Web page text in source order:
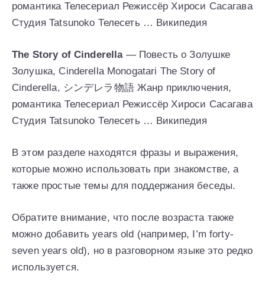
романтика Телесериал Режиссёр Хироси Сасагава
Студия Tatsunoko Телесеть … Википедия
The Story of Cinderella— Повесть о Золушке
Золушка, Cinderella Monogatari The Story of
Cinderella, シンデレラ物語 Жанр приключения,
романтика Телесериал Режиссёр Хироси Сасагава
Студия Tatsunoko Телесеть … Википедия
В этом разделе находятся фразы и выражения,
которые можно использовать при знакомстве, а
также простые темы для поддержания беседы.
Обратите внимание, что после возраста также
можно добавить years old (например, I’m forty-
seven years old), но в разговорном языке это редко
используется.